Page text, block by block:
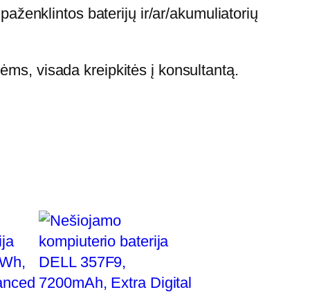
baterijų ir/ar/akumuliatorių
visada kreipkitės į konsultantą.